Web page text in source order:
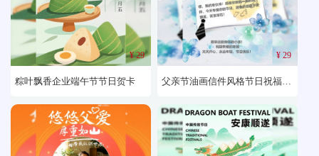
粽叶飘香企业端午节节日贺卡
¥ 29
父亲节油画信件风格节日祝福贺卡
¥ 29